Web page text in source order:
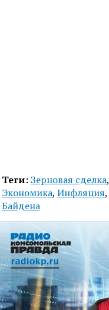
Теги:Зерновая сделка,
Экономика, Инфляция,
Байдена